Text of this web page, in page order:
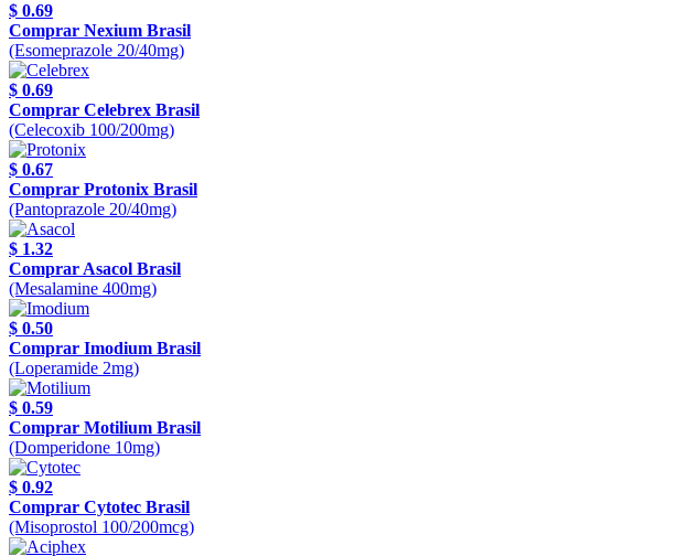
$ 0.69
Comprar Nexium Brasil
(Esomeprazole 20/40mg)
$ 0.69
Comprar Celebrex Brasil
(Celecoxib 100/200mg)
$ 0.67
Comprar Protonix Brasil
(Pantoprazole 20/40mg)
$ 1.32
Comprar Asacol Brasil
(Mesalamine 400mg)
$ 0.50
Comprar Imodium Brasil
(Loperamide 2mg)
$ 0.59
Comprar Motilium Brasil
(Domperidone 10mg)
$ 0.92
Comprar Cytotec Brasil
(Misoprostol 100/200mcg)